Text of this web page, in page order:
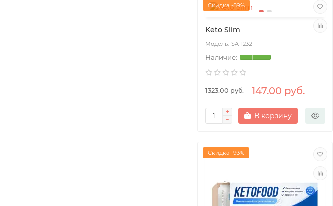
Скидка -89%
Keto Slim
SA-1232
1323.00 руб. 147.00 руб.
В корзину
Скидка -93%